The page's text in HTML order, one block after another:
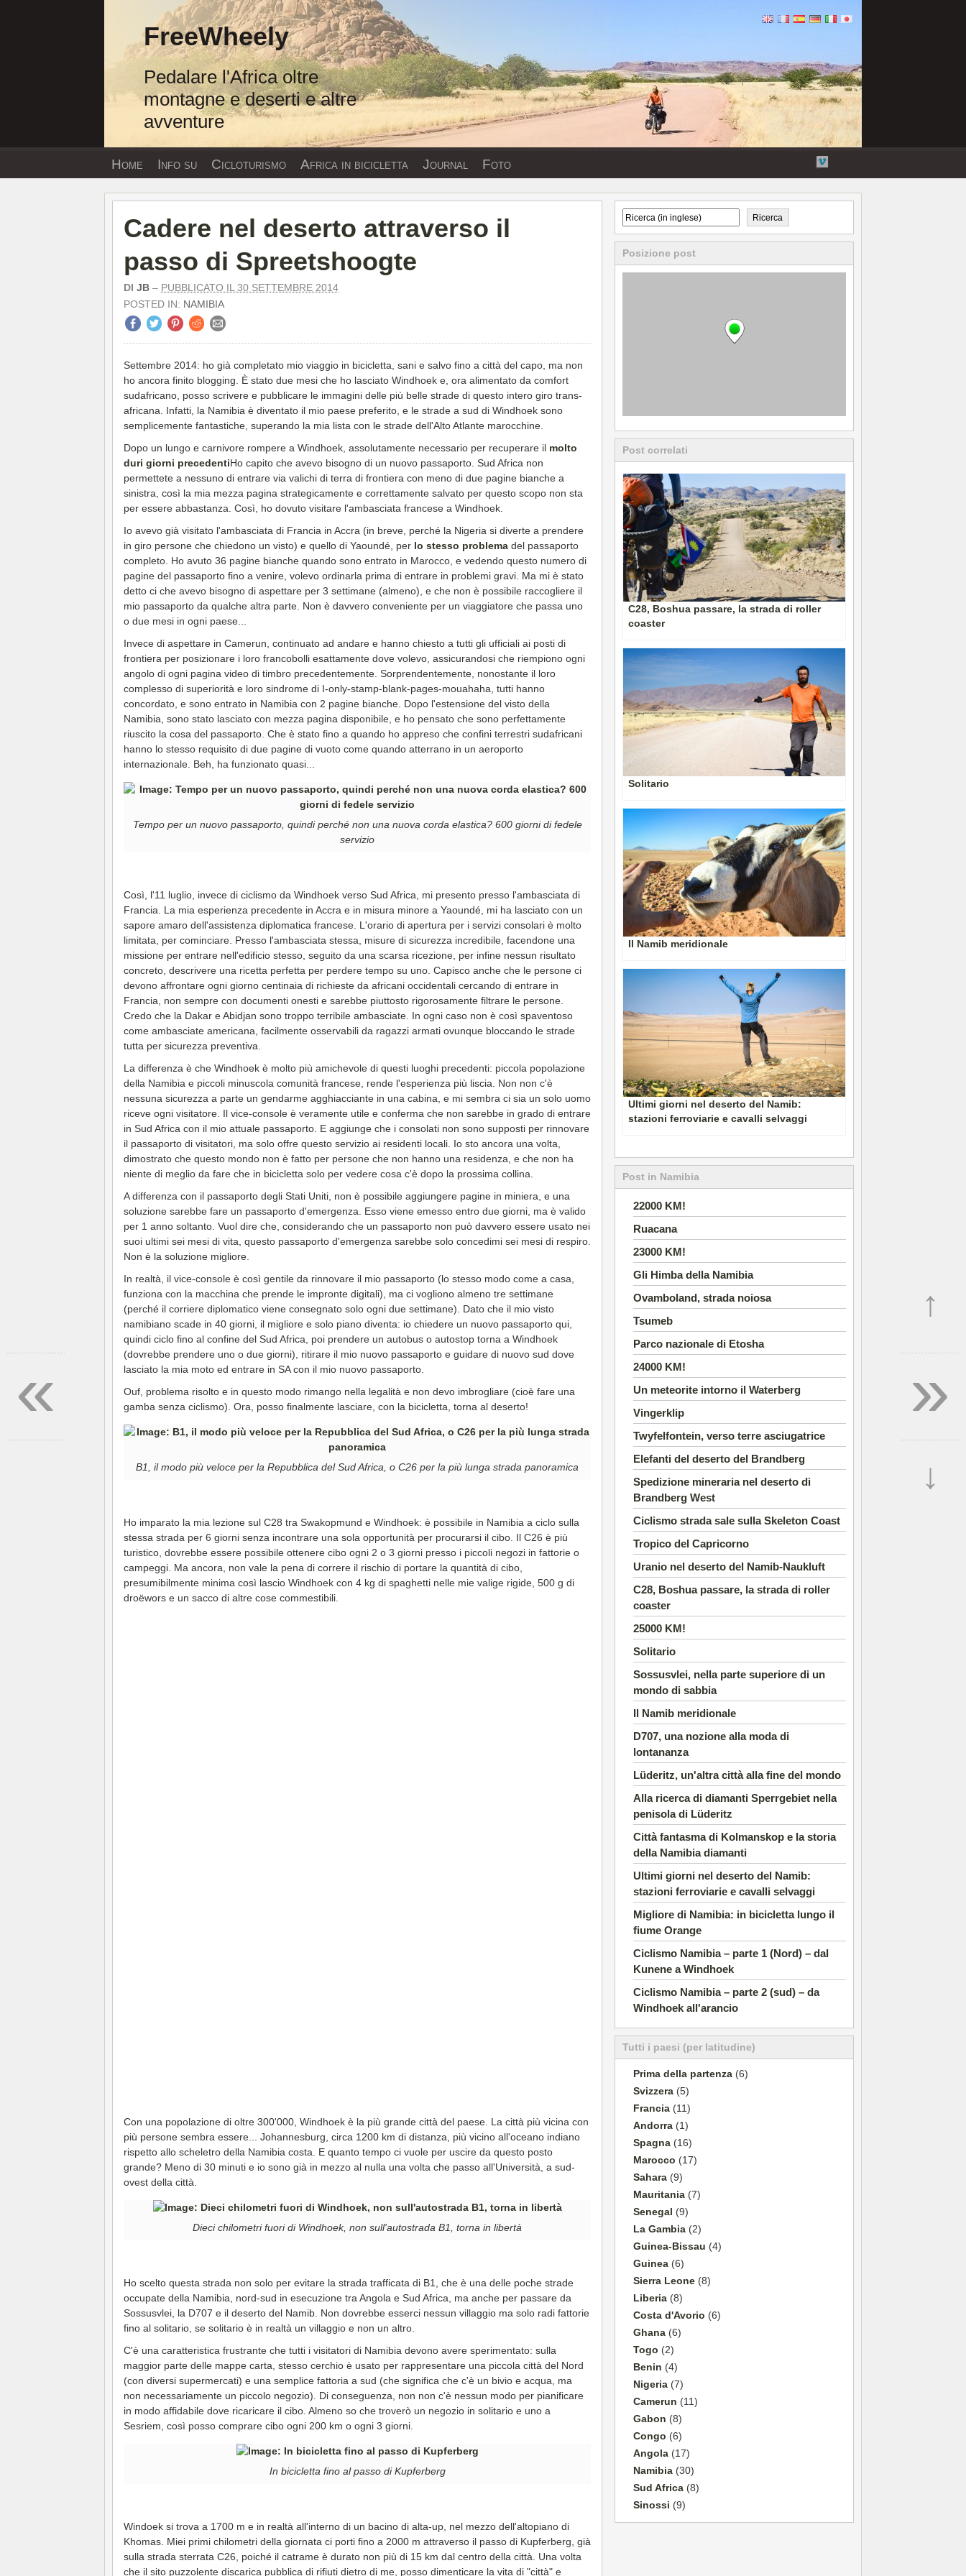
FreeWheely
Pedalare l'Africa oltre
montagne e deserti e altre
avventure
Home Info su Cicloturismo Africa in bicicletta Journal Foto
Collegamenti
Vimeo
Cadere nel deserto attraverso il
passo di Spreetshoogte
DI JB – PUBBLICATO IL 30 SETTEMBRE 2014
POSTED IN: NAMIBIA
Settembre 2014: ho già completato mio viaggio in bicicletta, sani e salvo fino a città del capo, ma non
ho ancora finito blogging. È stato due mesi che ho lasciato Windhoek e, ora alimentato da comfort
sudafricano, posso scrivere e pubblicare le immagini delle più belle strade di questo intero giro trans-
africana. Infatti, la Namibia è diventato il mio paese preferito, e le strade a sud di Windhoek sono
semplicemente fantastiche, superando la mia lista con le strade dell'Alto Atlante marocchine.
Dopo un lungo e carnivore rompere a Windhoek, assolutamente necessario per recuperare il molto
duri giorni precedentiHo capito che avevo bisogno di un nuovo passaporto. Sud Africa non
permettete a nessuno di entrare via valichi di terra di frontiera con meno di due pagine bianche a
sinistra, così la mia mezza pagina strategicamente e correttamente salvato per questo scopo non sta
per essere abbastanza. Così, ho dovuto visitare l'ambasciata francese a Windhoek.
Io avevo già visitato l'ambasciata di Francia in Accra (in breve, perché la Nigeria si diverte a prendere
in giro persone che chiedono un visto) e quello di Yaoundé, per lo stesso problema del passaporto
completo. Ho avuto 36 pagine bianche quando sono entrato in Marocco, e vedendo questo numero di
pagine del passaporto fino a venire, volevo ordinarla prima di entrare in problemi gravi. Ma mi è stato
detto ci che avevo bisogno di aspettare per 3 settimane (almeno), e che non è possibile raccogliere il
mio passaporto da qualche altra parte. Non è davvero conveniente per un viaggiatore che passa uno
o due mesi in ogni paese...
Invece di aspettare in Camerun, continuato ad andare e hanno chiesto a tutti gli ufficiali ai posti di
frontiera per posizionare i loro francobolli esattamente dove volevo, assicurandosi che riempiono ogni
angolo di ogni pagina video di timbro precedentemente. Sorprendentemente, nonostante il loro
complesso di superiorità e loro sindrome di I-only-stamp-blank-pages-mouahaha, tutti hanno
concordato, e sono entrato in Namibia con 2 pagine bianche. Dopo l'estensione del visto della
Namibia, sono stato lasciato con mezza pagina disponibile, e ho pensato che sono perfettamente
riuscito la cosa del passaporto. Che è stato fino a quando ho appreso che confini terrestri sudafricani
hanno lo stesso requisito di due pagine di vuoto come quando atterrano in un aeroporto
internazionale. Beh, ha funzionato quasi...
Tempo per un nuovo passaporto, quindi perché non una nuova corda elastica? 600 giorni di fedele
servizio
Così, l'11 luglio, invece di ciclismo da Windhoek verso Sud Africa, mi presento presso l'ambasciata di
Francia. La mia esperienza precedente in Accra e in misura minore a Yaoundé, mi ha lasciato con un
sapore amaro dell'assistenza diplomatica francese. L'orario di apertura per i servizi consolari è molto
limitata, per cominciare. Presso l'ambasciata stessa, misure di sicurezza incredibile, facendone una
missione per entrare nell'edificio stesso, seguito da una scarsa ricezione, per infine nessun risultato
concreto, descrivere una ricetta perfetta per perdere tempo su uno. Capisco anche che le persone ci
devono affrontare ogni giorno centinaia di richieste da africani occidentali cercando di entrare in
Francia, non sempre con documenti onesti e sarebbe piuttosto rigorosamente filtrare le persone.
Credo che la Dakar e Abidjan sono troppo terribile ambasciate. In ogni caso non è così spaventoso
come ambasciate americana, facilmente osservabili da ragazzi armati ovunque bloccando le strade
tutta per sicurezza preventiva.
La differenza è che Windhoek è molto più amichevole di questi luoghi precedenti: piccola popolazione
della Namibia e piccoli minuscola comunità francese, rende l'esperienza più liscia. Non non c'è
nessuna sicurezza a parte un gendarme agghiacciante in una cabina, e mi sembra ci sia un solo uomo
riceve ogni visitatore. Il vice-console è veramente utile e conferma che non sarebbe in grado di entrare
in Sud Africa con il mio attuale passaporto. E aggiunge che i consolati non sono supposti per rinnovare
il passaporto di visitatori, ma solo offre questo servizio ai residenti locali. Io sto ancora una volta,
dimostrato che questo mondo non è fatto per persone che non hanno una residenza, e che non ha
niente di meglio da fare che in bicicletta solo per vedere cosa c'è dopo la prossima collina.
A differenza con il passaporto degli Stati Uniti, non è possibile aggiungere pagine in miniera, e una
soluzione sarebbe fare un passaporto d'emergenza. Esso viene emesso entro due giorni, ma è valido
per 1 anno soltanto. Vuol dire che, considerando che un passaporto non può davvero essere usato nei
suoi ultimi sei mesi di vita, questo passaporto d'emergenza sarebbe solo concedimi sei mesi di respiro.
Non è la soluzione migliore.
In realtà, il vice-console è così gentile da rinnovare il mio passaporto (lo stesso modo come a casa,
funziona con la macchina che prende le impronte digitali), ma ci vogliono almeno tre settimane
(perché il corriere diplomatico viene consegnato solo ogni due settimane). Dato che il mio visto
namibiano scade in 40 giorni, il migliore e solo piano diventa: io chiedere un nuovo passaporto qui,
quindi ciclo fino al confine del Sud Africa, poi prendere un autobus o autostop torna a Windhoek
(dovrebbe prendere uno o due giorni), ritirare il mio nuovo passaporto e guidare di nuovo sud dove
lasciato la mia moto ed entrare in SA con il mio nuovo passaporto.
Ouf, problema risolto e in questo modo rimango nella legalità e non devo imbrogliare (cioè fare una
gamba senza ciclismo). Ora, posso finalmente lasciare, con la bicicletta, torna al deserto!
B1, il modo più veloce per la Repubblica del Sud Africa, o C26 per la più lunga strada panoramica
Ho imparato la mia lezione sul C28 tra Swakopmund e Windhoek: è possibile in Namibia a ciclo sulla
stessa strada per 6 giorni senza incontrare una sola opportunità per procurarsi il cibo. Il C26 è più
turistico, dovrebbe essere possibile ottenere cibo ogni 2 o 3 giorni presso i piccoli negozi in fattorie o
campeggi. Ma ancora, non vale la pena di correre il rischio di portare la quantità di cibo,
presumibilmente minima così lascio Windhoek con 4 kg di spaghetti nelle mie valige rigide, 500 g di
droëwors e un sacco di altre cose commestibili.
Con una popolazione di oltre 300'000, Windhoek è la più grande città del paese. La città più vicina con
più persone sembra essere... Johannesburg, circa 1200 km di distanza, più vicino all'oceano indiano
rispetto allo scheletro della Namibia costa. E quanto tempo ci vuole per uscire da questo posto
grande? Meno di 30 minuti e io sono già in mezzo al nulla una volta che passo all'Università, a sud-
ovest della città.
Dieci chilometri fuori di Windhoek, non sull'autostrada B1, torna in libertà
Ho scelto questa strada non solo per evitare la strada trafficata di B1, che è una delle poche strade
occupate della Namibia, nord-sud in esecuzione tra Angola e Sud Africa, ma anche per passare da
Sossusvlei, la D707 e il deserto del Namib. Non dovrebbe esserci nessun villaggio ma solo radi fattorie
fino al solitario, se solitario è in realtà un villaggio e non un altro.
C'è una caratteristica frustrante che tutti i visitatori di Namibia devono avere sperimentato: sulla
maggior parte delle mappe carta, stesso cerchio è usato per rappresentare una piccola città del Nord
(con diversi supermercati) e una semplice fattoria a sud (che significa che c'è un bivio e acqua, ma
non necessariamente un piccolo negozio). Di conseguenza, non non c'è nessun modo per pianificare
in modo affidabile dove ricaricare il cibo. Almeno so che troverò un negozio in solitario e uno a
Sesriem, così posso comprare cibo ogni 200 km o ogni 3 giorni.
In bicicletta fino al passo di Kupferberg
Windoek si trova a 1700 m e in realtà all'interno di un bacino di alta-up, nel mezzo dell'altopiano di
Khomas. Miei primi chilometri della giornata ci porti fino a 2000 m attraverso il passo di Kupferberg, già
sulla strada sterrata C26, poiché il catrame è durato non più di 15 km dal centro della città. Una volta
che il sito puzzolente discarica pubblica di rifiuti dietro di me, posso dimenticare la vita di "città" e
Ricerca
Posizione post
Post correlati
C28, Boshua passare, la strada di roller
coaster
Solitario
Il Namib meridionale
Ultimi giorni nel deserto del Namib:
stazioni ferroviarie e cavalli selvaggi
Post in Namibia
22000 KM!
Ruacana
23000 KM!
Gli Himba della Namibia
Ovamboland, strada noiosa
Tsumeb
Parco nazionale di Etosha
24000 KM!
Un meteorite intorno il Waterberg
Vingerklip
Twyfelfontein, verso terre asciugatrice
Elefanti del deserto del Brandberg
Spedizione mineraria nel deserto di
Brandberg West
Ciclismo strada sale sulla Skeleton Coast
Tropico del Capricorno
Uranio nel deserto del Namib-Naukluft
C28, Boshua passare, la strada di roller
coaster
25000 KM!
Solitario
Sossusvlei, nella parte superiore di un
mondo di sabbia
Il Namib meridionale
D707, una nozione alla moda di
lontananza
Lüderitz, un'altra città alla fine del mondo
Alla ricerca di diamanti Sperrgebiet nella
penisola di Lüderitz
Città fantasma di Kolmanskop e la storia
della Namibia diamanti
Ultimi giorni nel deserto del Namib:
stazioni ferroviarie e cavalli selvaggi
Migliore di Namibia: in bicicletta lungo il
fiume Orange
Ciclismo Namibia – parte 1 (Nord) – dal
Kunene a Windhoek
Ciclismo Namibia – parte 2 (sud) – da
Windhoek all'arancio
Tutti i paesi (per latitudine)
Prima della partenza(6)
Svizzera(5)
Francia(11)
Andorra(1)
Spagna(16)
Marocco (17)
Sahara(9)
Mauritania(7)
Senegal (9)
La Gambia(2)
Guinea-Bissau (4)
Guinea(6)
Sierra Leone(8)
Liberia(8)
Costa d'Avorio (6)
Ghana(6)
Togo (2)
Benin (4)
Nigeria(7)
Camerun (11)
Gabon (8)
Congo (6)
Angola(17)
Namibia(30)
Sud Africa(8)
Sinossi (9)
↑
»
↓
«